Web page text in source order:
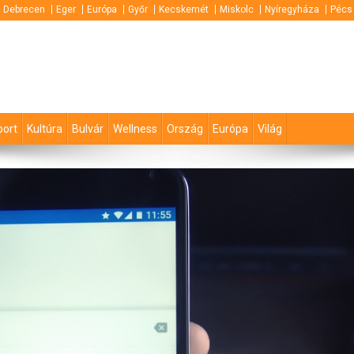
Debrecen Eger Európa Győr Kecskemét Miskolc Nyíregyháza Pécs
Kultúra Bulvár Wellness Ország Európa Világ